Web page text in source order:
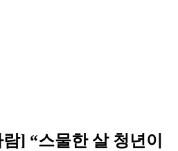
] “스물한 살 청년이